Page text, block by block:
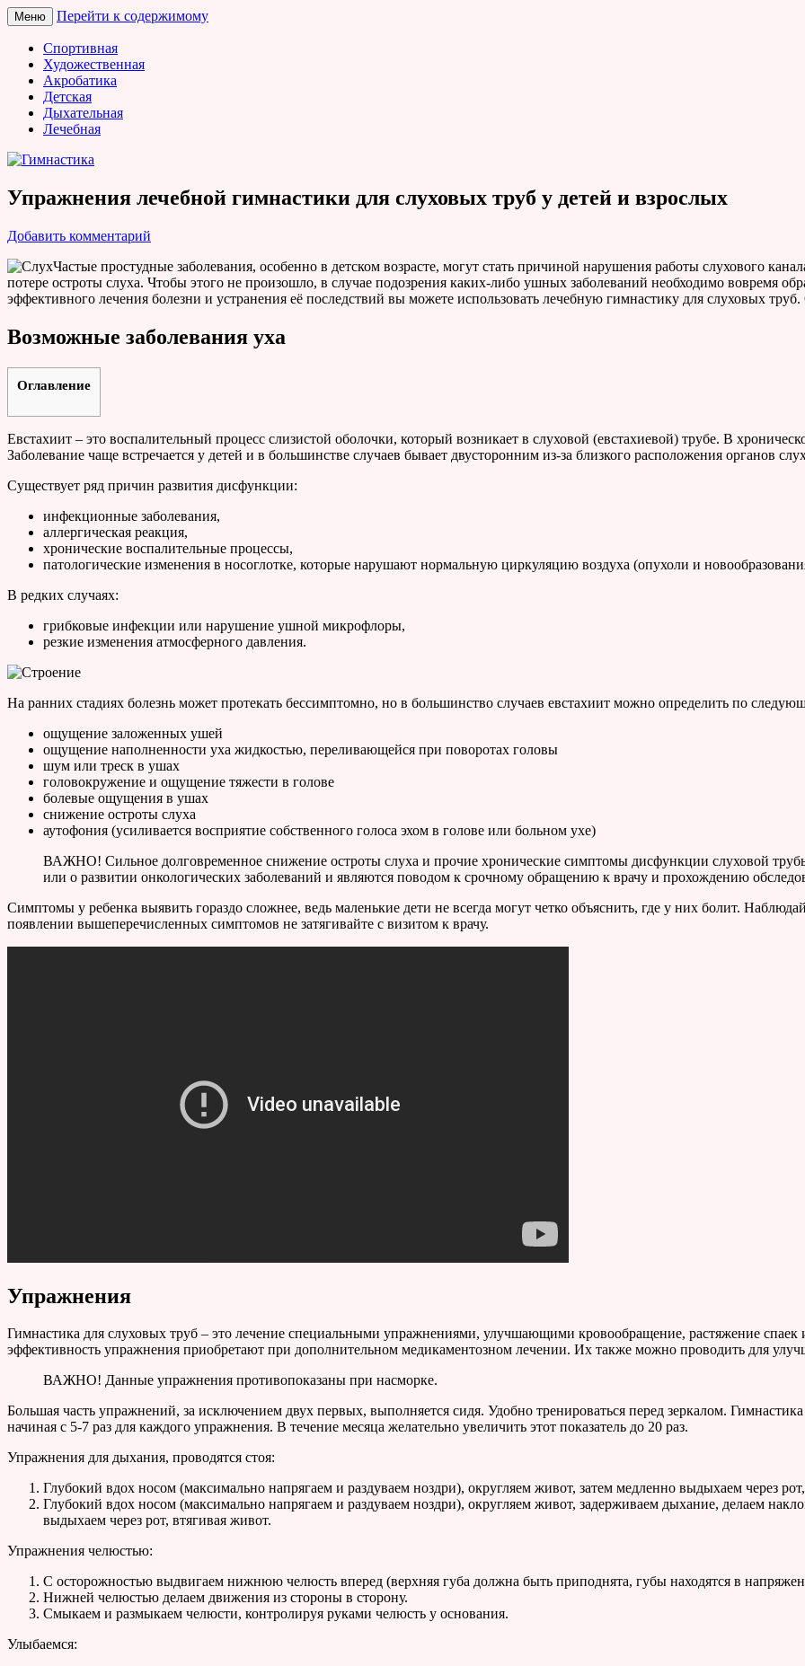
Гимнастика
Меню Перейти к содержимому
Спортивная
Художественная
Акробатика
Детская
Дыхательная
Лечебная
Упражнения лечебной гимнастики для слуховых труб у детей и взрослых
Добавить комментарий
Частые простудные заболевания, особенно в детском возрасте, могут стать причиной нарушения работы слухового
потере остроты слуха. Чтобы этого не произошло, в случае подозрения каких-либо ушных заболеваний необходимо вовремя
эффективного лечения болезни и устранения её последствий вы можете использовать лечебную гимнастику для слуховых
Возможные заболевания уха
Оглавление
Евстахиит – это воспалительный процесс слизистой оболочки, который возникает в слуховой (евстахиевой) трубе. В
Заболевание чаще встречается у детей и в большинстве случаев бывает двусторонним из-за близкого расположения органов
Существует ряд причин развития дисфункции:
инфекционные заболевания,
аллергическая реакция,
хронические воспалительные процессы,
патологические изменения в носоглотке, которые нарушают нормальную циркуляцию воздуха (опухоли и
В редких случаях:
грибковые инфекции или нарушение ушной микрофлоры,
резкие изменения атмосферного давления.
На ранних стадиях болезнь может протекать бессимптомно, но в большинство случаев евстахиит можно определить по
ощущение заложенных ушей
ощущение наполненности уха жидкостью, переливающейся при поворотах головы
шум или треск в ушах
головокружение и ощущение тяжести в голове
болевые ощущения в ушах
снижение остроты слуха
аутофония (усиливается восприятие собственного голоса эхом в голове или больном ухе)
ВАЖНО! Сильное долговременное снижение остроты слуха и прочие хронические симптомы дисфункции слуховой
или о развитии онкологических заболеваний и являются поводом к срочному обращению к врачу и прохождению
Симптомы у ребенка выявить гораздо сложнее, ведь маленькие дети не всегда могут четко объяснить, где у них болит.
появлении вышеперечисленных симптомов не затягивайте с визитом к врачу.
Упражнения
Гимнастика для слуховых труб – это лечение специальными упражнениями, улучшающими кровообращение, растяжение
эффективность упражнения приобретают при дополнительном медикаментозном лечении. Их также можно проводить для
ВАЖНО! Данные упражнения противопоказаны при насморке.
Большая часть упражнений, за исключением двух первых, выполняется сидя. Удобно тренироваться перед зеркалом.
начиная с 5-7 раз для каждого упражнения. В течение месяца желательно увеличить этот показатель до 20 раз.
Упражнения для дыхания, проводятся стоя:
Глубокий вдох носом (максимально напрягаем и раздуваем ноздри), округляем живот, затем медленно выдыхаем через
Глубокий вдох носом (максимально напрягаем и раздуваем ноздри), округляем живот, задерживаем дыхание, делаем
выдыхаем через рот, втягивая живот.
Упражнения челюстью:
С осторожностью выдвигаем нижнюю челюсть вперед (верхняя губа должна быть приподнята, губы находятся в
Нижней челюстью делаем движения из стороны в сторону.
Смыкаем и размыкаем челюсти, контролируя руками челюсть у основания.
Улыбаемся: